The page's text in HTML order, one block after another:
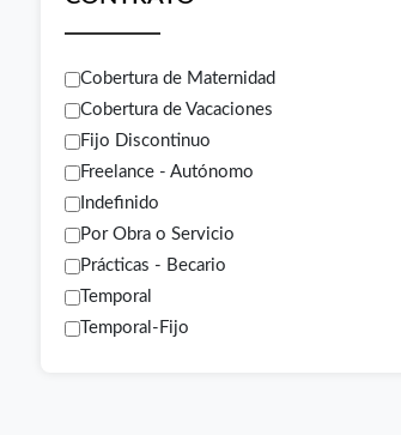
Cobertura de Maternidad
Cobertura de Vacaciones
Fijo Discontinuo
Freelance - Autónomo
Indefinido
Por Obra o Servicio
Prácticas - Becario
Temporal
Temporal-Fijo